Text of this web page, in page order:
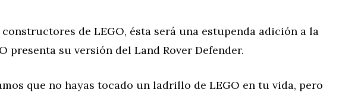
de LEGO, ésta será una estupenda adición a la
presenta su versión del Land Rover Defender.
que no hayas tocado un ladrillo de LEGO en tu vida, pero